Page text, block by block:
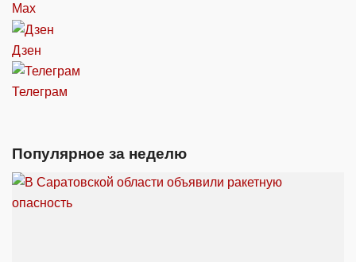
Max
Дзен
Телеграм
Популярное за неделю